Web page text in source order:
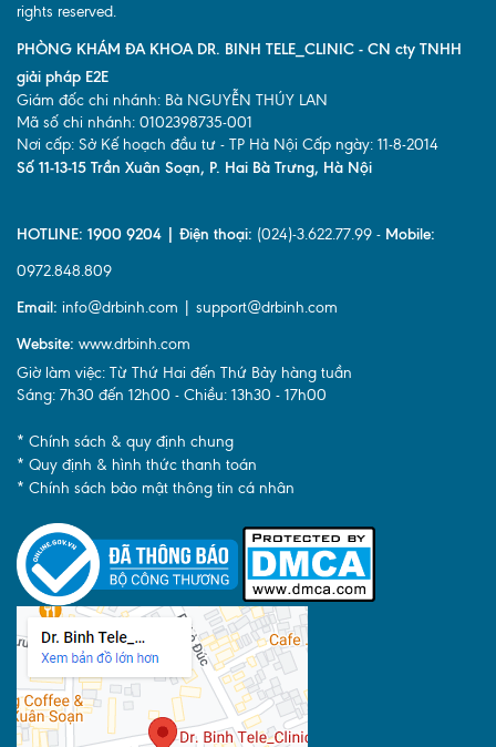
rights reserved.
PHÒNG KHÁM ĐA KHOA DR. BINH TELE_CLINIC - CN cty TNHH
giải pháp E2E
Giám đốc chi nhánh: Bà NGUYỄN THÚY LAN
Mã số chi nhánh: 0102398735-001
Nơi cấp: Sở Kế hoạch đầu tư - TP Hà Nội Cấp ngày: 11-8-2014
Số 11-13-15 Trần Xuân Soạn, P. Hai Bà Trưng, Hà Nội
HOTLINE: 1900 9204 | Điện thoại: (024)-3.622.77.99 - Mobile:
0972.848.809
Email: info@drbinh.com | support@drbinh.com
Website: www.drbinh.com
Giờ làm việc: Từ Thứ Hai đến Thứ Bảy hàng tuần
Sáng: 7h30 đến 12h00 - Chiều: 13h30 - 17h00
* Chính sách & quy định chung
* Quy định & hình thức thanh toán
* Chính sách bảo mật thông tin cá nhân